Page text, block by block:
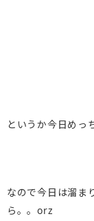
というか今日めっ
なので今日は溜ま
ら。。orz